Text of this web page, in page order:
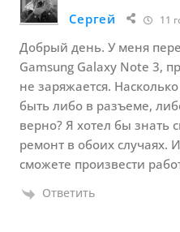
Сергей 11
Добрый день. У меня
Gamsung Galaxy Note 3,
не заряжается.
быть либо в разъеме,
верно? Я хотел бы знать
ремонт в обоих случаях.
сможете произвести
Ответить